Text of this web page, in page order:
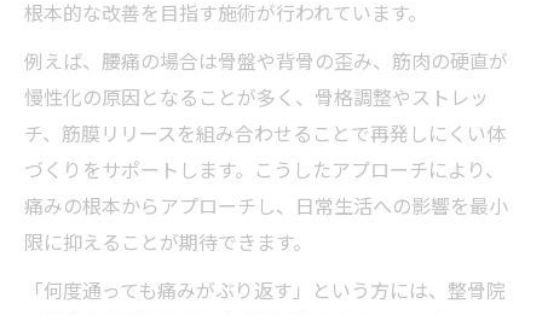
根本的な改善を目指す施術が行われています。
例えば、腰痛の場合は骨盤や背骨の歪み、筋肉の硬直が
慢性化の原因となることが多く、骨格調整やストレッ
チ、筋膜リリースを組み合わせることで再発しにくい体
づくりをサポートします。こうしたアプローチにより、
痛みの根本からアプローチし、日常生活への影響を最小
限に抑えることが期待できます。
「何度通っても痛みがぶり返す」という方には、整骨院